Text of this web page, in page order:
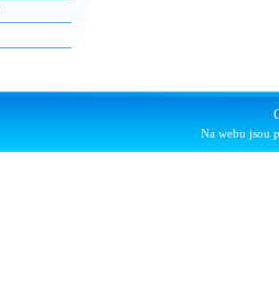
Na webu jsou